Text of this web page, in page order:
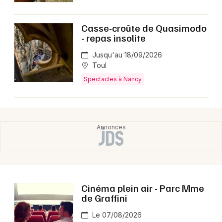
Casse-croûte de Quasimodo
- repas insolite
Jusqu'au 18/09/2026
Toul
Spectacles à Nancy
Cinéma plein air - Parc Mme
de Graffini
Le 07/08/2026